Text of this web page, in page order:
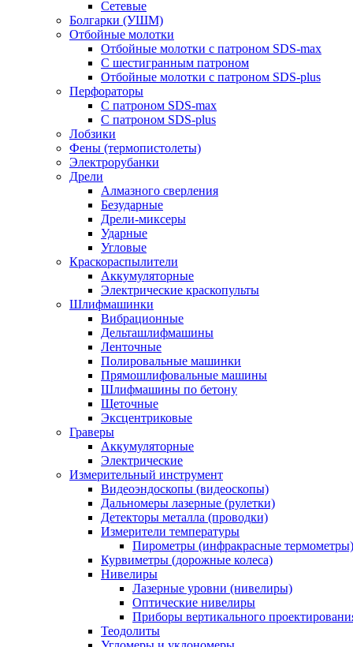
Сетевые
Болгарки (УШМ)
Отбойные молотки
Отбойные молотки с патроном SDS-max
С шестигранным патроном
Отбойные молотки с патроном SDS-plus
Перфораторы
С патроном SDS-max
С патроном SDS-plus
Лобзики
Фены (термопистолеты)
Электрорубанки
Дрели
Алмазного сверления
Безударные
Дрели-миксеры
Ударные
Угловые
Краскораспылители
Аккумуляторные
Электрические краскопульты
Шлифмашинки
Вибрационные
Дельташлифмашины
Ленточные
Полировальные машинки
Прямошлифовальные машины
Шлифмашины по бетону
Щеточные
Эксцентриковые
Граверы
Аккумуляторные
Электрические
Измерительный инструмент
Видеоэндоскопы (видеоскопы)
Дальномеры лазерные (рулетки)
Детекторы металла (проводки)
Измерители температуры
Пирометры (инфракрасные термометры)
Курвиметры (дорожные колеса)
Нивелиры
Лазерные уровни (нивелиры)
Оптические нивелиры
Приборы вертикального
Теодолиты